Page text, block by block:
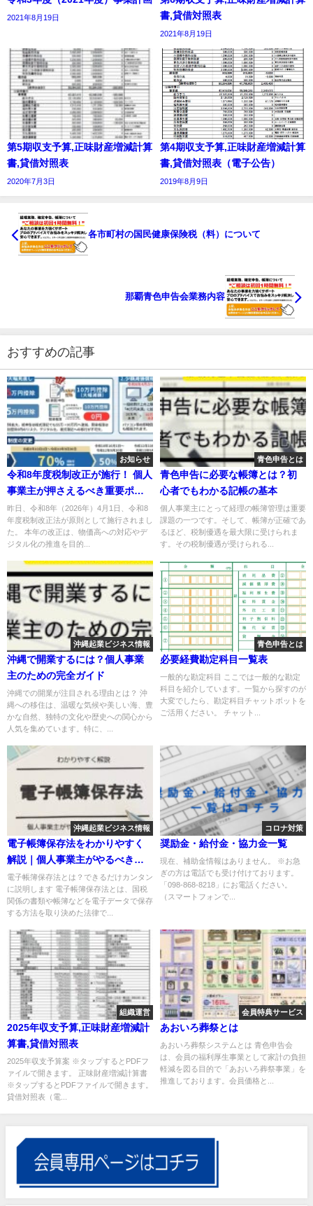
2021年8月19日
書,貸借対照表
2021年8月19日
第5期収支予算,正味財産増減計算
書,貸借対照表
2020年7月3日
第4期収支予算,正味財産増減計算
書,貸借対照表（電子公告）
2019年8月9日
各市町村の国民健康保険税（料）について
那覇青色申告会業務内容
おすすめの記事
お知らせ
令和8年度税制改正が施行！ 個人
事業主が押さえるべき重要ポイ
ント
昨日、令和8年（2026年）4月1日、令和8
年度税制改正法が原則として施行されまし
た。 本年の改正は、物価高への対応やデ
ジタル化の推進を目的...
青色申告とは
青色申告に必要な帳簿とは？初
心者でもわかる記帳の基本
個人事業主にとって経理の帳簿管理は重要
課題の一つです。そして、帳簿が正確であ
るほど、税制優遇を最大限に受けられま
す。その税制優遇が受けられる...
沖縄起業ビジネス情報
沖縄で開業するには？個人事業
主のための完全ガイド
沖縄での開業が注目される理由とは？ 沖
縄への移住は、温暖な気候や美しい海、豊
かな自然、独特の文化や歴史への関心から
人気を集めています。特に、...
青色申告とは
必要経費勘定科目一覧表
一般的な勘定科目 ここでは一般的な勘定
科目を紹介しています。一覧から探すのが
大変でしたら、勘定科目チャットボットを
ご活用ください。 チャット...
沖縄起業ビジネス情報
電子帳簿保存法をわかりやすく
解説｜個人事業主がやるべき対
応とポイント
電子帳簿保存法とは？できるだけカンタン
に説明します 電子帳簿保存法とは、国税
関係の書類や帳簿などを電子データで保存
する方法を取り決めた法律で...
コロナ対策
奨励金・給付金・協力金一覧
現在、補助金情報はありません。 ※お急
ぎの方は電話でも受け付けております。
「098-868-8218」にお電話ください。
（スマートフォンで...
組織運営
2025年収支予算,正味財産増減計
算書,貸借対照表
2025年収支予算案 ※タップするとPDFフ
ァイルで開きます。 正味財産増減計算書
※タップするとPDFファイルで開きます。
貸借対照表（電...
会員特典サービス
あおいろ葬祭とは
あおいろ葬祭システムとは 青色申告会
は、会員の福利厚生事業として家計の負担
軽減を図る目的で「あおいろ葬祭事業」を
推進しております。会員価格と...